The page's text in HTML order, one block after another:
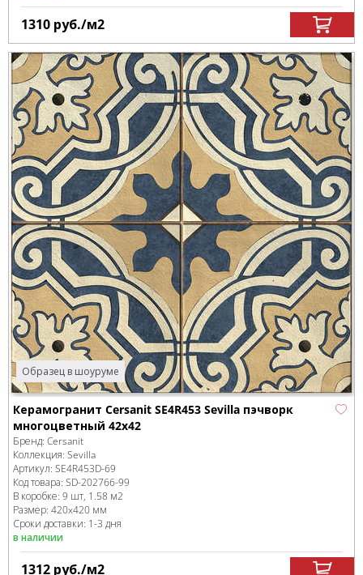
1310 руб./м2
Образец в шоуруме
Керамогранит Cersanit SE4R453 Sevilla пэчворк
многоцветный 42x42
Бренд: Cersanit
Коллекция: Sevilla
Артикул: SE4R453D-69
Код товара: SD-202766-99
В коробке: 9 шт, 1.58 м2
Размер: 420x420 мм
Сроки доставки: 1-3 дня
в наличии
1312 руб./м2